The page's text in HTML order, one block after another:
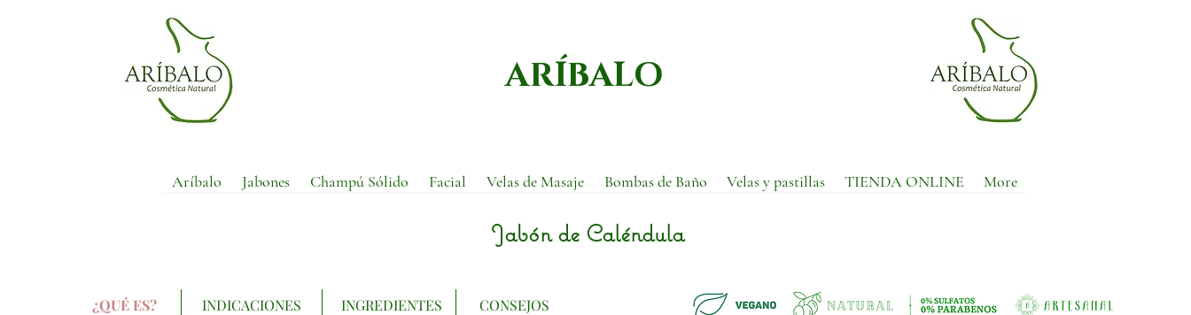
ARÍBALO
Aríbalo Jabones Champú Sólido Facial Velas de Masaje Bombas de Baño Velas y pastillas TIENDA ONLINE More
Jabón de Caléndula
¿QUÉ ES? CONSEJOS
INGREDIENTES
INDICACIONES